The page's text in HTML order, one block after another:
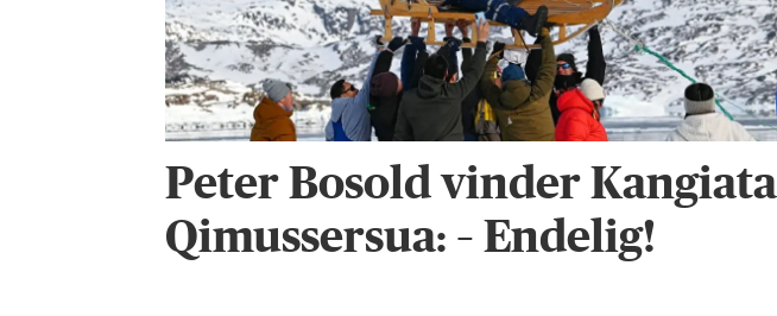
Peter Bosold vinder Kangiata
Qimussersua: – Endelig!